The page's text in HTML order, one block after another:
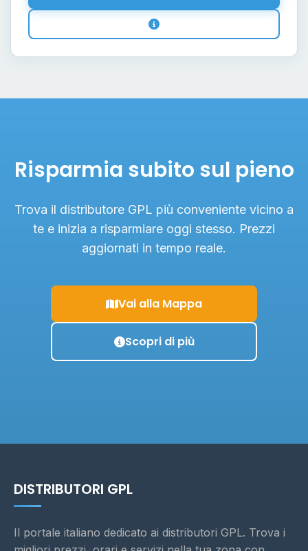
Risparmia subito sul pieno
Trova il distributore GPL più conveniente vicino a
te e inizia a risparmiare oggi stesso. Prezzi
aggiornati in tempo reale.
Vai alla Mappa
Scopri di più
DISTRIBUTORI GPL
Il portale italiano dedicato ai distributori GPL. Trova i